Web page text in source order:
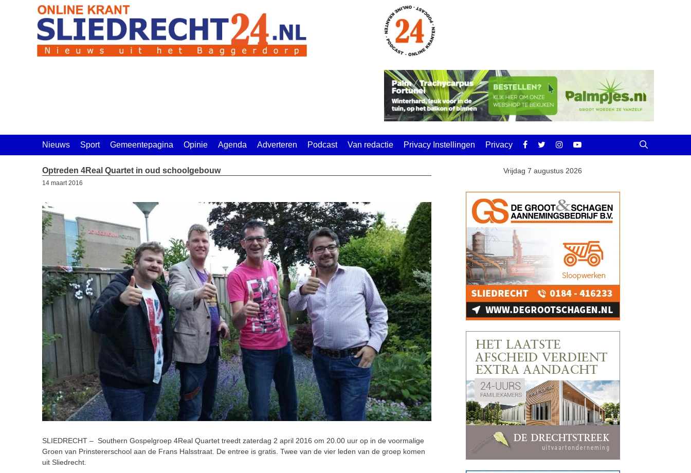
Nieuws Sport Gemeentepagina Opinie Agenda Adverteren Podcast Van redactie Privacy Instellingen Privacy
Optreden 4Real Quartet in oud schoolgebouw
14 maart 2016
SLIEDRECHT – Southern Gospelgroep 4Real Quartet treedt zaterdag 2 april 2016 om 20.00 uur op in de voormalige
Groen van Prinstererschool aan de Frans Halsstraat. De entree is gratis. Twee van de vier leden van de groep komen
uit Sliedrecht.
Vrijdag 7 augustus 2026